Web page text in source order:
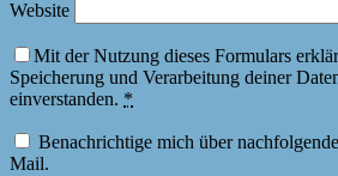
Website
Mit der Nutzung dieses Formulars
Speicherung und Verarbeitung deiner
einverstanden. *
Benachrichtige mich über
Mail.